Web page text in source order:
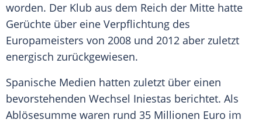
worden. Der Klub aus dem Reich der Mitte hatte
Gerüchte über eine Verpflichtung des
Europameisters von 2008 und 2012 aber zuletzt
energisch zurückgewiesen.
Spanische Medien hatten zuletzt über einen
bevorstehenden Wechsel Iniestas berichtet. Als
Ablösesumme waren rund 35 Millionen Euro im